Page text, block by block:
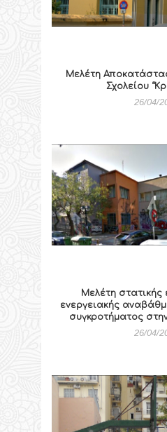
Μελέτη
Σχολείου
26/04/
Μελέτη στατικής
ενεργειακής
συγκροτήματος
26/04/